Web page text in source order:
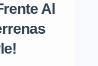
Al